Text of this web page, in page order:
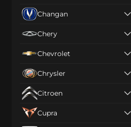
Changan
Chery
Chevrolet
Chrysler
Citroen
Cupra